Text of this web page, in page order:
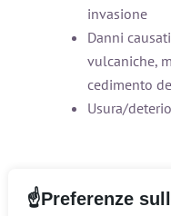
invasione
Danni
vulcaniche,
cedimento
Usura/
Preferenze